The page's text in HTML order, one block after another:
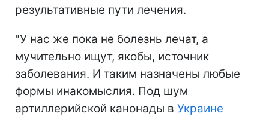
результативные пути лечения.
"У нас же пока не болезнь лечат, а
мучительно ищут, якобы, источник
заболевания. И таким назначены любые
формы инакомыслия. Под шум
артиллерийской канонады в Украине